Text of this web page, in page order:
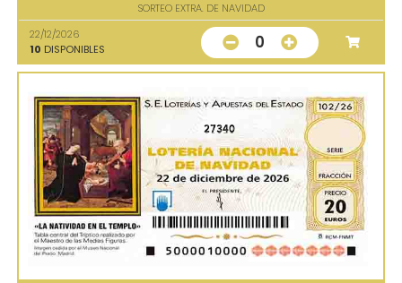
SORTEO EXTRA. DE NAVIDAD
22/12/2026
10 DISPONIBLES 0
27340